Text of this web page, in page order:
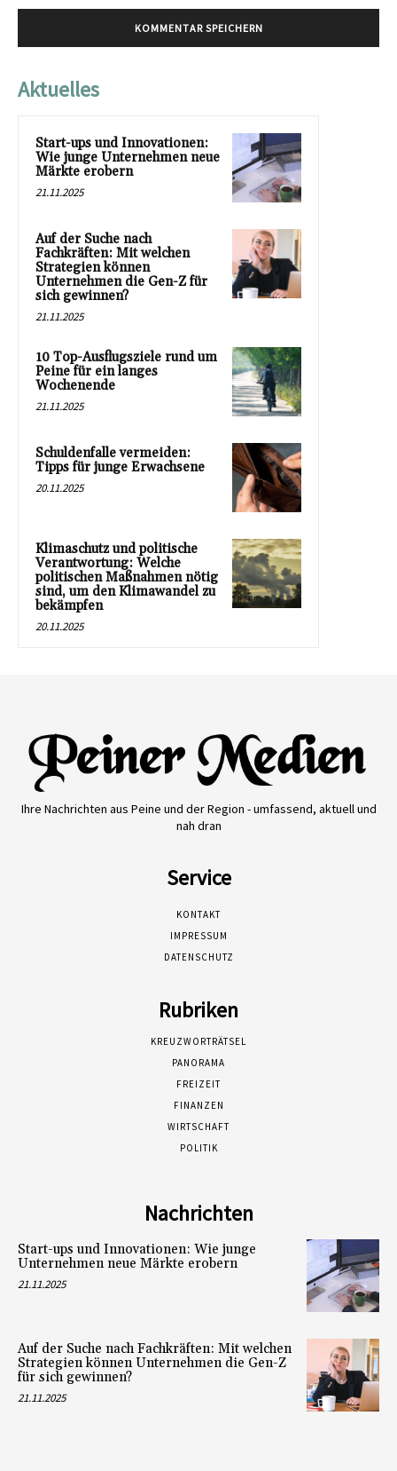
Aktuelles
Start-ups und Innovationen:
Wie junge Unternehmen neue
Märkte erobern
21.11.2025
Auf der Suche nach
Fachkräften: Mit welchen
Strategien können
Unternehmen die Gen-Z für
sich gewinnen?
21.11.2025
10 Top-Ausflugsziele rund um
Peine für ein langes
Wochenende
21.11.2025
Schuldenfalle vermeiden:
Tipps für junge Erwachsene
20.11.2025
Klimaschutz und politische
Verantwortung: Welche
politischen Maßnahmen nötig
sind, um den Klimawandel zu
bekämpfen
20.11.2025
Ihre Nachrichten aus Peine und der Region - umfassend, aktuell und
nah dran
Service
KONTAKT
IMPRESSUM
DATENSCHUTZ
Rubriken
KREUZWORTRÄTSEL
PANORAMA
FREIZEIT
FINANZEN
WIRTSCHAFT
POLITIK
Nachrichten
Start-ups und Innovationen: Wie junge
Unternehmen neue Märkte erobern
21.11.2025
Auf der Suche nach Fachkräften: Mit welchen
Strategien können Unternehmen die Gen-Z
für sich gewinnen?
21.11.2025